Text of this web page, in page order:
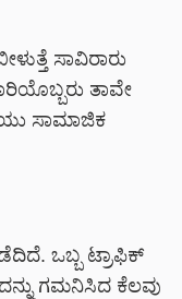
ಸಾವಿರಾರು
ತಾವೇ
ಸಾಮಾಜಿಕ
ಒಬ್ಬ ಟ್ರಾಫಿಕ್
ಗಮನಿಸಿದ ಕೆಲವು